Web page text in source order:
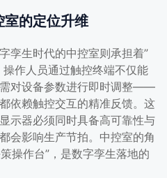
室的定位升维
孪生时代的中控室则承担着”
作人员通过触控终端不仅能
对设备参数进行即时调整——
依赖触控交互的精准反馈。这
示器必须同时具备高可靠性与
会影响生产节拍。中控室的角
操作台”，是数字孪生落地的